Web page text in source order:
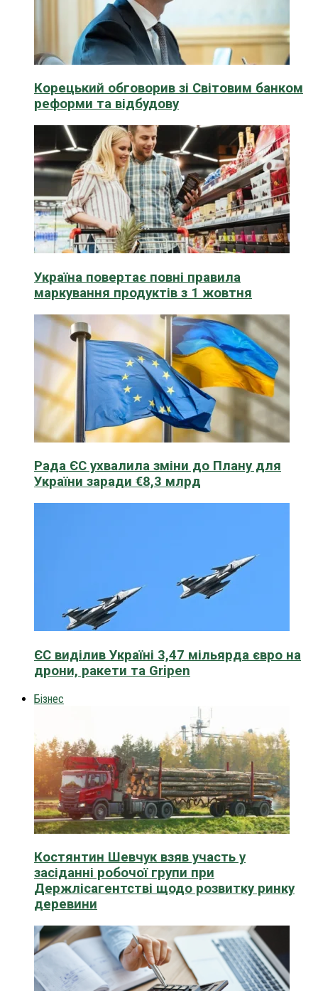
Корецький обговорив зі Світовим банком
реформи та відбудову
Україна повертає повні правила
маркування продуктів з 1 жовтня
Рада ЄС ухвалила зміни до Плану для
України заради €8,3 млрд
ЄС виділив Україні 3,47 мільярда євро на
дрони, ракети та Gripen
Бізнес
Костянтин Шевчук взяв участь у
засіданні робочої групи при
Держлісагентстві щодо розвитку ринку
деревини